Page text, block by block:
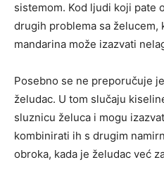
sistemom. Kod ljudi koji pate
drugih problema sa želucem,
mandarina može izazvati
Posebno se ne preporučuje
želudac. U tom slučaju
sluznicu želuca i mogu
kombinirati ih s drugim
obroka, kada je želudac već